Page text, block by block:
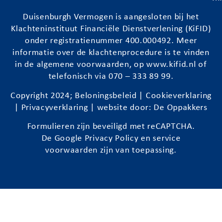
Duisenburgh Vermogen is aangesloten bij het
Klachteninstituut Financiële Dienstverlening (KiFID)
onder registratienummer 400.000492. Meer
informatie over de klachtenprocedure is te vinden
in de algemene voorwaarden, opwww.kifid.nl of
telefonisch via 070 – 333 89 99.
Copyright 2024; Beloningsbeleid
Cookieverklaring
Privacyverklaring | website door: De Oppakkers
Formulieren zijn beveiligd met reCAPTCHA.
De Google Privacy Policy enservice
voorwaarden zijn van toepassing.